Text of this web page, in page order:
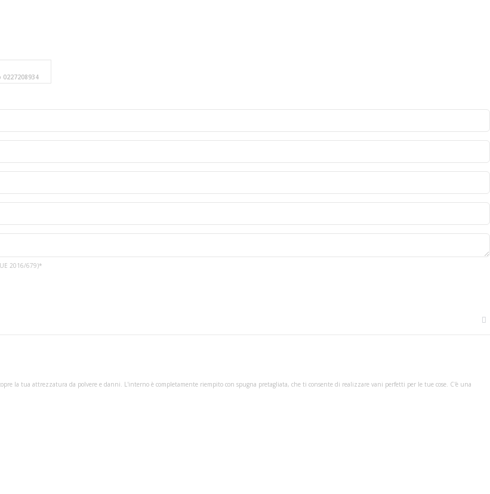
2016/679)*
la tua attrezzatura da polvere e danni. L'interno è completamente riempito con spugna pretagliata, che ti consente di realizzare vani perfetti per le tue cose. C'è una